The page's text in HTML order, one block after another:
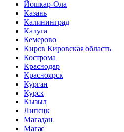
Йошкар-Ола
Казань
Калининград
Калуга
Кемерово
Киров Кировская область
Кострома
Краснодар
Красноярск
Курган
Курск
Кызыл
Липецк
Магадан
Магас